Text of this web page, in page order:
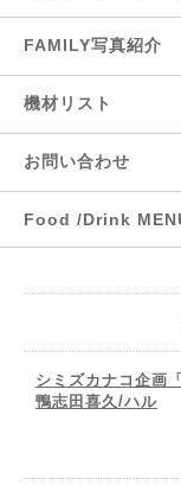
FAMILY写真紹介
機材リスト
お問い合わせ
Food /Drink
シミズカナコ企画
鴨志田喜久/ハル